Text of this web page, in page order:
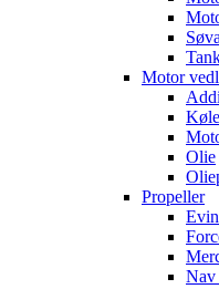
Motor
Olie
Propeller
Nav